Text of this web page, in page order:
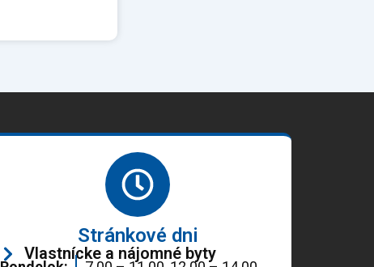
Stránkové dni
Vlastnícke a nájomné byty